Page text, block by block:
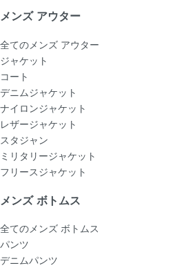
メンズ アウター
全てのメンズ アウター
ジャケット
コート
デニムジャケット
ナイロンジャケット
レザージャケット
スタジャン
ミリタリージャケット
フリースジャケット
メンズ ボトムス
全てのメンズ ボトムス
パンツ
デニムパンツ